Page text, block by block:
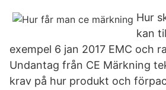
Hur
kan
exempel 6 jan 2017 EMC och
Undantag från CE Märkning
krav på hur produkt och